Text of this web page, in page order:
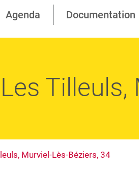
Agenda Documentation
Murviel-Lès-Béziers, 34